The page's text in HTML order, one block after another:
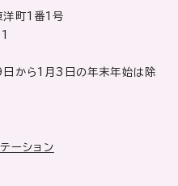
町1番1号
日から1月3日の年末年始は除
ーション